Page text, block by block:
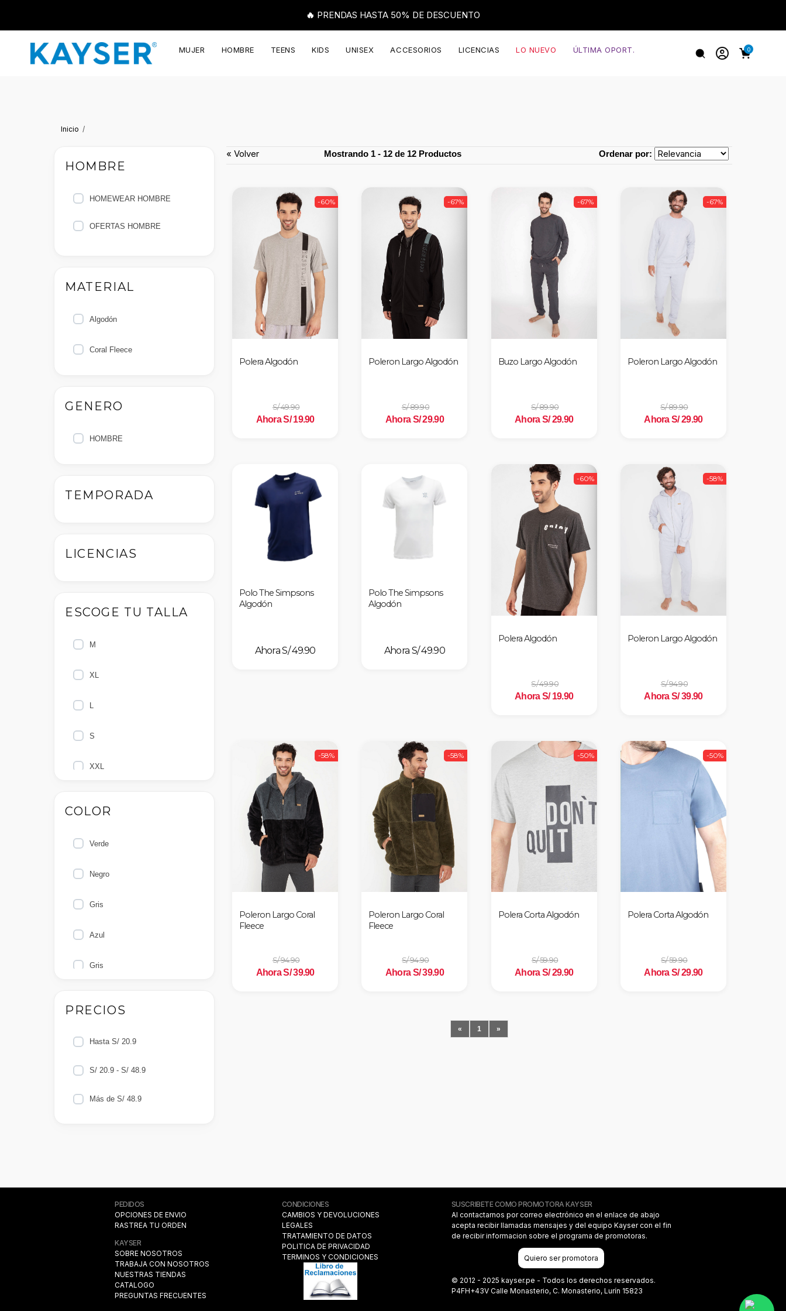
🔥 PRENDAS HASTA 50% DE DESCUENTO
MUJER HOMBRE TEENS KIDS UNISEX ACCESORIOS LICENCIAS LO NUEVO ÚLTIMA OPORT. 0
Inicio
HOMBRE
HOMEWEAR HOMBRE
OFERTAS HOMBRE
MATERIAL
Algodón
Coral Fleece
GENERO
HOMBRE
TEMPORADA
LICENCIAS
ESCOGE TU TALLA
M
XL
L
S
XXL
COLOR
Verde
Negro
Gris
Azul
Gris
PRECIOS
Hasta S/ 20.9
S/ 20.9 - S/ 48.9
Más de S/ 48.9
« Volver Mostrando 1 - 12 de 12 Productos Ordenar por:
-60%
Polera Algodón
S/ 49.90
Ahora S/ 19.90
-67%
Poleron Largo Algodón
S/ 89.90
Ahora S/ 29.90
-67%
Buzo Largo Algodón
S/ 89.90
Ahora S/ 29.90
-67%
Poleron Largo Algodón
S/ 89.90
Ahora S/ 29.90
Polo The Simpsons
Algodón
S/ 49.90
Polo The Simpsons
Algodón
S/ 49.90
-60%
Polera Algodón
S/ 49.90
Ahora S/ 19.90
-58%
Poleron Largo Algodón
S/ 94.90
Ahora S/ 39.90
-58%
Poleron Largo Coral
Fleece
S/ 94.90
Ahora S/ 39.90
-58%
Poleron Largo Coral
Fleece
S/ 94.90
Ahora S/ 39.90
-50%
Polera Corta Algodón
S/ 59.90
Ahora S/ 29.90
-50%
Polera Corta Algodón
S/ 59.90
Ahora S/ 29.90
« 1 »
PEDIDOS
OPCIONES DE ENVIO
RASTREA TU ORDEN
KAYSER
SOBRE NOSOTROS
TRABAJA CON NOSOTROS
NUESTRAS TIENDAS
CATALOGO
PREGUNTAS FRECUENTES
CONDICIONES
CAMBIOS Y DEVOLUCIONES
LEGALES
TRATAMIENTO DE DATOS
POLITICA DE PRIVACIDAD
TERMINOS Y CONDICIONES
SUSCRIBETE COMO PROMOTORA KAYSER
Al contactarnos por correo electrónico en el enlace de abajo
acepta recibir llamadas mensajes y del equipo Kayser con el fin
de recibir informacion sobre el programa de promotoras.
Quiero ser promotora
© 2012 - 2025 kayser.pe - Todos los derechos reservados.
P4FH+43V Calle Monasterio, C. Monasterio, Lurín 15823